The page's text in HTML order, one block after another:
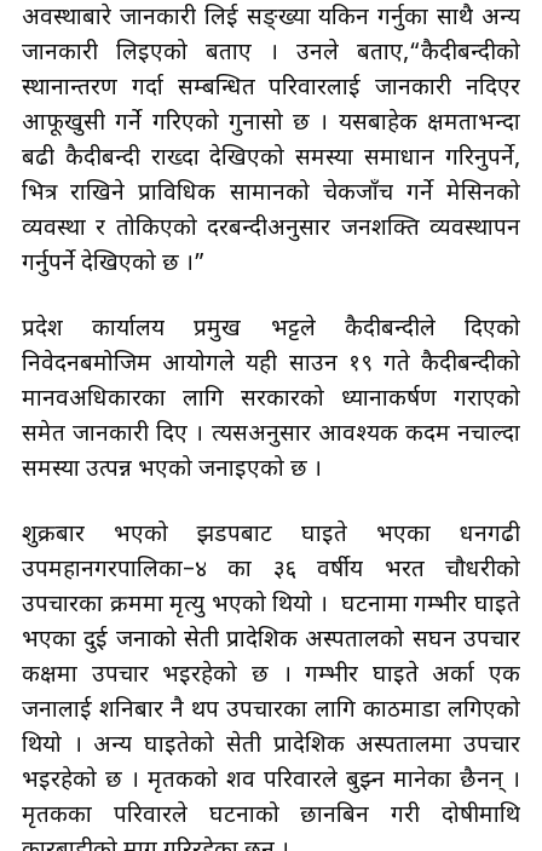
अवस्थाबारे जानकारी लिई सङ्ख्या यकिन गर्नुका साथै अन्य
जानकारी लिइएको बताए । उनले बताए,“कैदीबन्दीको
स्थानान्तरण गर्दा सम्बन्धित परिवारलाई जानकारी नदिएर
आफूखुसी गर्ने गरिएको गुनासो छ । यसबाहेक क्षमताभन्दा
बढी कैदीबन्दी राख्दा देखिएको समस्या समाधान गरिनुपर्ने,
भित्र राखिने प्राविधिक सामानको चेकजाँच गर्ने मेसिनको
व्यवस्था र तोकिएको दरबन्दीअनुसार जनशक्ति व्यवस्थापन
गर्नुपर्ने देखिएको छ ।”
प्रदेश कार्यालय प्रमुख भट्टले कैदीबन्दीले दिएको
निवेदनबमोजिम आयोगले यही साउन १९ गते कैदीबन्दीको
मानवअधिकारका लागि सरकारको ध्यानाकर्षण गराएको
समेत जानकारी दिए । त्यसअनुसार आवश्यक कदम नचाल्दा
समस्या उत्पन्न भएको जनाइएको छ ।
शुक्रबार भएको झडपबाट घाइते भएका धनगढी
उपमहानगरपालिका–४ का ३६ वर्षीय भरत चौधरीको
उपचारका क्रममा मृत्यु भएको थियो । घटनामा गम्भीर घाइते
भएका दुई जनाको सेती प्रादेशिक अस्पतालको सघन उपचार
कक्षमा उपचार भइरहेको छ । गम्भीर घाइते अर्का एक
जनालाई शनिबार नै थप उपचारका लागि काठमाडौँ लगिएको
थियो । अन्य घाइतेको सेती प्रादेशिक अस्पतालमा उपचार
भइरहेको छ । मृतकको शव परिवारले बुझ्न मानेका छैनन् ।
मृतकका परिवारले घटनाको छानबिन गरी दोषीमाथि